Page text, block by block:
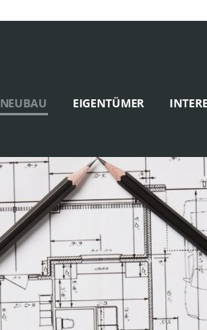
NEUBAU EIGENTÜMER